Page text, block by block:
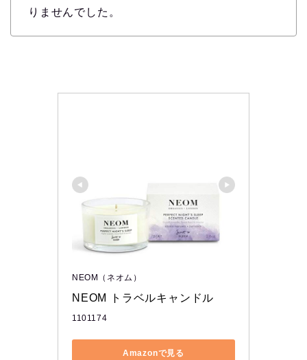
りませんでした。
NEOM（ネオム）
NEOM トラベルキャンドル
1101174
Amazonで見る